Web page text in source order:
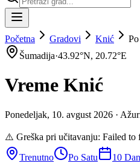
Početna Gradovi Knić
Šumadija·43.92°N, 20.72°E
Vreme Knić
Ponedeljak, 10. avgust 2026 ·
⚠️ Greška pri učitavanju: Failed to
Trenutno
Po Satu 10